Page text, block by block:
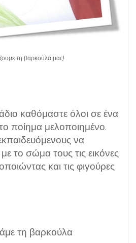
τη βαρκούλα μας!
καθόμαστε όλοι σε ένα
ποίημα μελοποιημένο.
να
το σώμα τους τις εικόνες
και τις φιγούρες
τη βαρκούλα